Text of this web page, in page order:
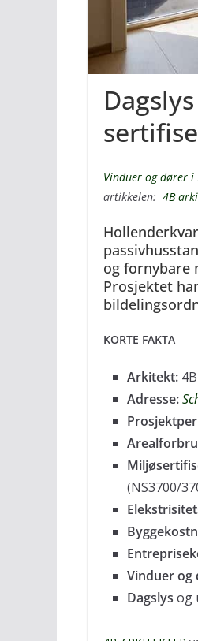
Vinduer og dører i
artikkelen: 4B
og fornybare
Prosjektet
KORTE FAKTA
Arkitekt:
Adresse:
(NS3700/
Vinduer og
Dagslys og